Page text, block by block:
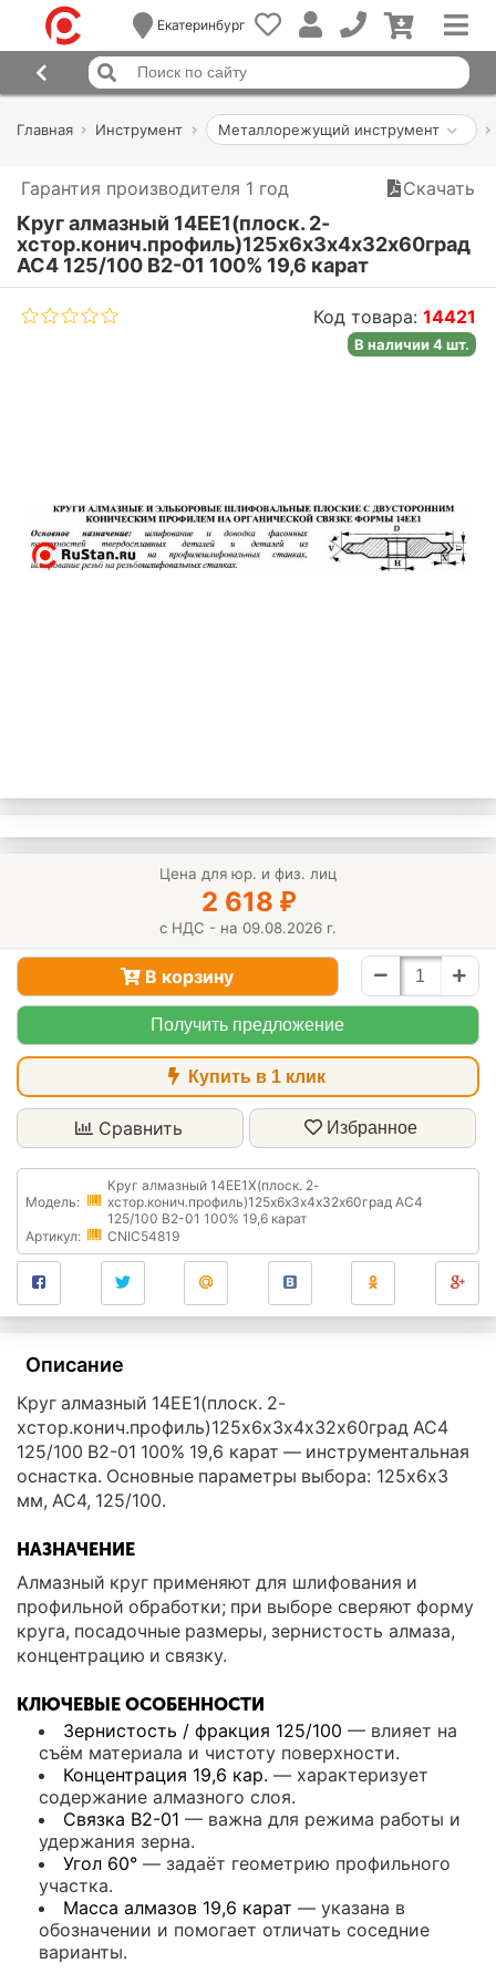
Екатеринбург
Главная Инструмент Металлорежущий инструмент
Гарантия производителя 1 год Скачать
Круг алмазный 14ЕЕ1(плоск. 2-
хстор.конич.профиль)125х6х3х4х32х60град
АС4 125/100 В2-01 100% 19,6 карат
Код товара:14421
В наличии 4 шт.
Цена для юр. и физ. лиц
2 618 ₽
с НДС - на 09.08.2026 г.
В корзину
Получить предложение
Купить в 1 клик
Сравнить Избранное
Модель:
Круг алмазный 14ЕЕ1Х(плоск. 2-
хстор.конич.профиль)125х6х3х4х32х60град АС4
125/100 В2-01 100% 19,6 карат
Артикул:
CNIC54819
Описание
Круг алмазный 14ЕЕ1(плоск. 2-
хстор.конич.профиль)125х6х3х4х32х60град АС4
125/100 В2-01 100% 19,6 карат — инструментальная
оснастка. Основные параметры выбора: 125х6х3
мм, АС4, 125/100.
НАЗНАЧЕНИЕ
Алмазный круг применяют для шлифования и
профильной обработки; при выборе сверяют форму
круга, посадочные размеры, зернистость алмаза,
концентрацию и связку.
КЛЮЧЕВЫЕ ОСОБЕННОСТИ
Зернистость / фракция 125/100 — влияет на
съём материала и чистоту поверхности.
Концентрация 19,6 кар. — характеризует
содержание алмазного слоя.
Связка В2-01 — важна для режима работы и
удержания зерна.
Угол 60° — задаёт геометрию профильного
участка.
Масса алмазов 19,6 карат — указана в
обозначении и помогает отличать соседние
варианты.